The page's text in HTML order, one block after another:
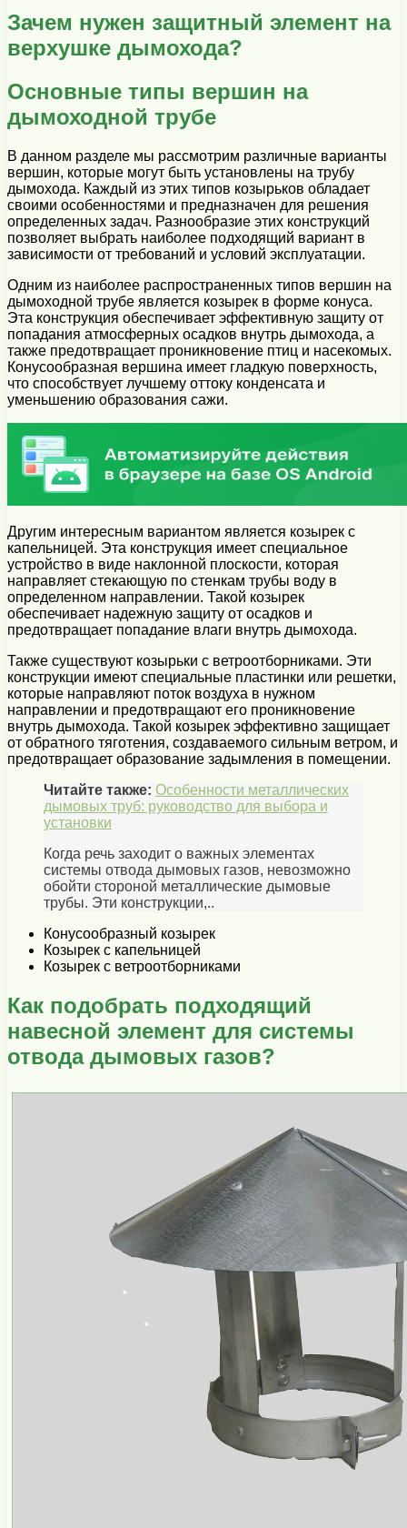
Зачем нужен защитный элемент на
верхушке дымохода?
Основные типы вершин на
дымоходной трубе
В данном разделе мы рассмотрим различные варианты
вершин, которые могут быть установлены на трубу
дымохода. Каждый из этих типов козырьков обладает
своими особенностями и предназначен для решения
определенных задач. Разнообразие этих конструкций
позволяет выбрать наиболее подходящий вариант в
зависимости от требований и условий эксплуатации.
Одним из наиболее распространенных типов вершин на
дымоходной трубе является козырек в форме конуса.
Эта конструкция обеспечивает эффективную защиту от
попадания атмосферных осадков внутрь дымохода, а
также предотвращает проникновение птиц и насекомых.
Конусообразная вершина имеет гладкую поверхность,
что способствует лучшему оттоку конденсата и
уменьшению образования сажи.
Другим интересным вариантом является козырек с
капельницей. Эта конструкция имеет специальное
устройство в виде наклонной плоскости, которая
направляет стекающую по стенкам трубы воду в
определенном направлении. Такой козырек
обеспечивает надежную защиту от осадков и
предотвращает попадание влаги внутрь дымохода.
Также существуют козырьки с ветроотборниками. Эти
конструкции имеют специальные пластинки или решетки,
которые направляют поток воздуха в нужном
направлении и предотвращают его проникновение
внутрь дымохода. Такой козырек эффективно защищает
от обратного тяготения, создаваемого сильным ветром, и
предотвращает образование задымления в помещении.
Читайте также: Особенности металлических
дымовых труб: руководство для выбора и
установки
Когда речь заходит о важных элементах
системы отвода дымовых газов, невозможно
обойти стороной металлические дымовые
трубы. Эти конструкции,..
Конусообразный козырек
Козырек с капельницей
Козырек с ветроотборниками
Как подобрать подходящий
навесной элемент для системы
отвода дымовых газов?